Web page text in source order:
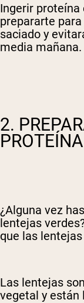
Ingerir proteína
prepararte
saciado y
media mañana.
2.
¿Alguna vez
lentejas
que las
Las lentejas
vegetal y están